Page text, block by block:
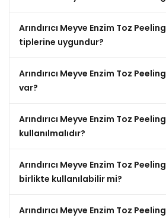
Arındırıcı Meyve Enzim Toz
tiplerine uygundur?
Arındırıcı Meyve Enzim Toz
var?
Arındırıcı Meyve Enzim Toz
kullanılmalıdır?
Arındırıcı Meyve Enzim Toz
birlikte kullanılabilir mi?
Arındırıcı Meyve Enzim Toz